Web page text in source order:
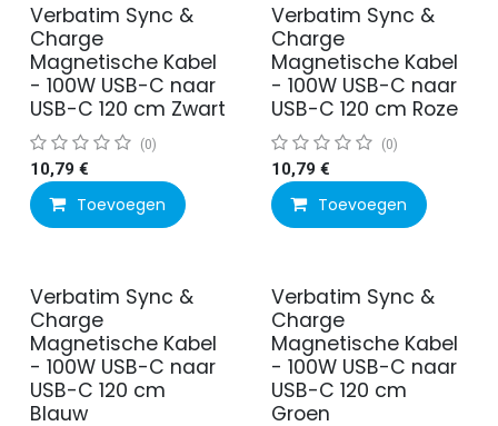
Verbatim Sync &
Charge
Magnetische Kabel
- 100W USB-C naar
USB-C 120 cm Zwart
(0)
10,79 €
Toevoegen
Verbatim Sync &
Charge
Magnetische Kabel
- 100W USB-C naar
USB-C 120 cm Roze
(0)
10,79 €
Toevoegen
Verbatim Sync &
Charge
Magnetische Kabel
- 100W USB-C naar
USB-C 120 cm
Blauw
Verbatim Sync &
Charge
Magnetische Kabel
- 100W USB-C naar
USB-C 120 cm
Groen